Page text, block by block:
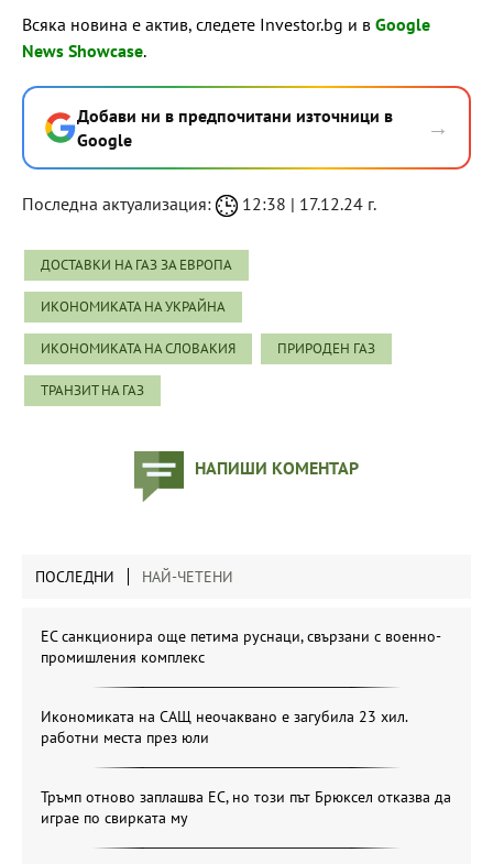
Всяка новина е актив, следете Investor.bg и в Google
News Showcase.
Добави ни в предпочитани източници в
Google
→
Последна актуализация: 12:38 | 17.12.24 г.
ДОСТАВКИ НА ГАЗ ЗА ЕВРОПА
ИКОНОМИКАТА НА УКРАЙНА
ИКОНОМИКАТА НА СЛОВАКИЯ ПРИРОДЕН ГАЗ
ТРАНЗИТ НА ГАЗ
НАПИШИ КОМЕНТАР
ПОСЛЕДНИ НАЙ-ЧЕТЕНИ
ЕС санкционира още петима руснаци, свързани с военно-
промишления комплекс
Икономиката на САЩ неочаквано е загубила 23 хил.
работни места през юли
Тръмп отново заплашва ЕС, но този път Брюксел отказва да
играе по свирката му